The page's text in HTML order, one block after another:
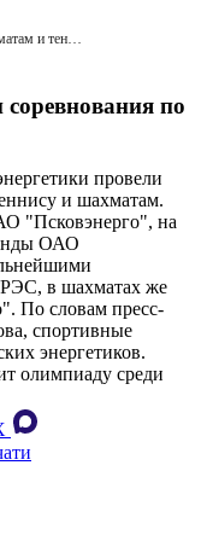
Псковские энергетики провели соревнования по шахматам и теннису
соревнования по
провели
и шахматам.
"Псковэнерго", на
ОАО
в шахматах же
По словам пресс-
спортивные
энергетиков.
олимпиаду среди